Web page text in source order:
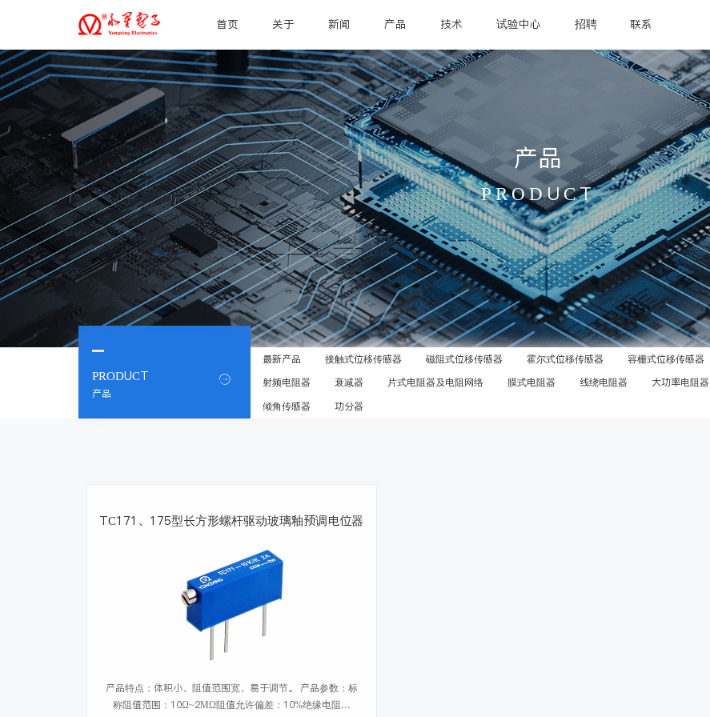
首页 关于 新闻 产品 技术 试验中心 招聘 联系
产品
PRODUCT
PRODUCT
产品

最新产品 接触式位移传感器 磁阻式位移传感器 霍尔式位移传感器 容栅式位移传感器
射频电阻器
衰减器 片式电阻器及电阻网络 膜式电阻器 线绕电阻器 大功率电阻器
倾角传感器
功分器
TC171、175型长方形螺杆驱动玻璃釉预调电位器
产品特点：体积小、阻值范围宽、易于调节。 产品参数：标
称阻值范围：10Ω~2MΩ阻值允许偏差：10%绝缘电阻：